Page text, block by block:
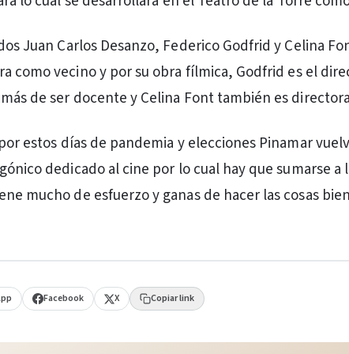
Juan Carlos Desanzo, Federico Godfrid y Celina
como vecino y por su obra fílmica, Godfrid es el
de ser docente y Celina Font también es
estos días de pandemia y elecciones Pinamar
dedicado al cine por lo cual hay que sumarse a
mucho de esfuerzo y ganas de hacer las cosas bien
Facebook X Copiar link